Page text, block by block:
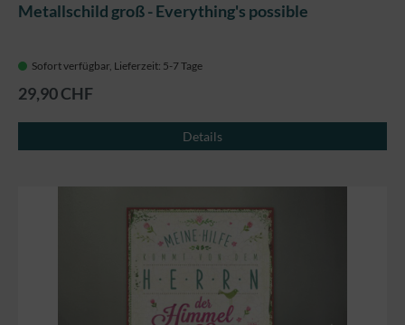
Metallschild groß - Everything's possible
Sofort verfügbar, Lieferzeit: 5-7 Tage
29,90 CHF
Details